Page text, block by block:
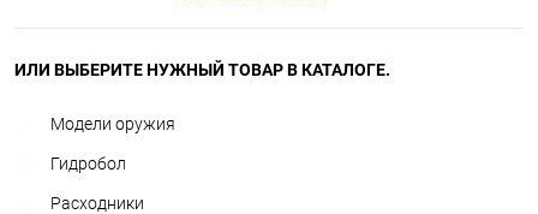
ИЛИ ВЫБЕРИТЕ НУЖНЫЙ ТОВАР В КАТАЛОГЕ.
Модели оружия
Гидробол
Расходники